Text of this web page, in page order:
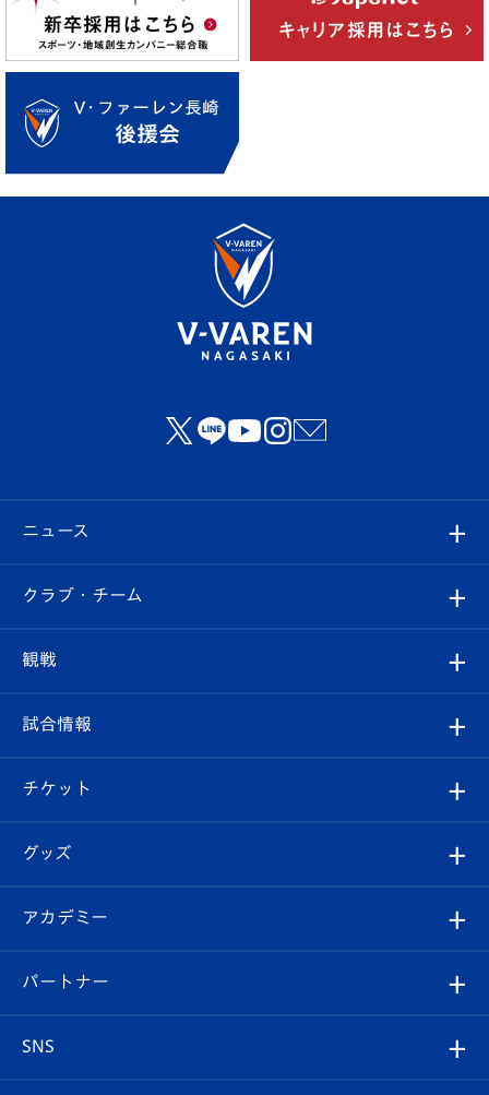
ニュース
すべて
クラブ
試合情報
チケット
イベント
メディア
ホームタウン
クラブ・チーム
クラブ概要
エンブレム紹介
スタッフプロフィール
マスコット紹介
観戦
観戦ルール
はじめての観戦ガイド
Revive Team
ヴィヴィくんの長崎おもてなしガイド
試合情報
試合日程/結果
フォトギャラリー
スタジアムグルメ
チケット
チケット
V-LOVERS（ファンクラブ）
プレイヤーズスイート
グッズ
オンラインショップ
店舗情報
アカデミー
育成からのお知らせ
U-18
パートナー
SNS